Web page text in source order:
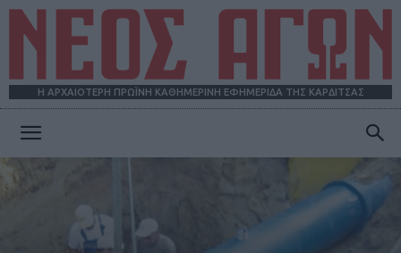
Η ΑΡΧΑΙΟΤΕΡΗ ΠΡΩΪΝΗ ΚΑΘΗΜΕΡΙΝΗ ΕΦΗΜΕΡΙΔΑ ΤΗΣ ΚΑΡΔΙΤΣΑΣ